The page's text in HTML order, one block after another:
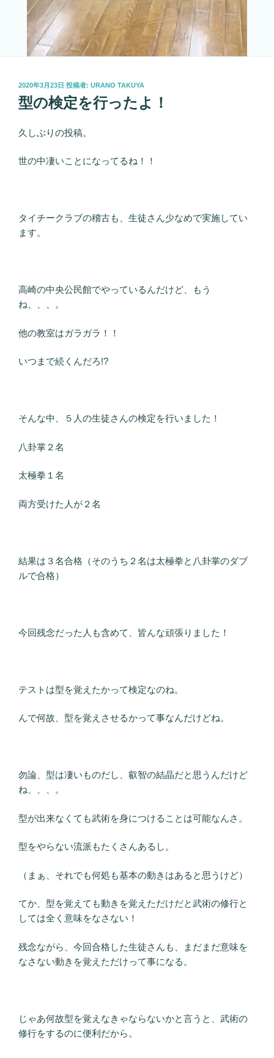
投
稿
日:
2020年3月23日 投稿者: URANO TAKUYA
型の検定を行ったよ！
久しぶりの投稿。
世の中凄いことになってるね！！
タイチークラブの稽古も、生徒さん少なめで実施してい
ます。
高崎の中央公民館でやっているんだけど、もう
ね、、、。
他の教室はガラガラ！！
いつまで続くんだろ!?
そんな中、５人の生徒さんの検定を行いました！
八卦掌２名
太極拳１名
両方受けた人が２名
結果は３名合格（そのうち２名は太極拳と八卦掌のダブ
ルで合格）
今回残念だった人も含めて、皆んな頑張りました！
テストは型を覚えたかって検定なのね。
んで何故、型を覚えさせるかって事なんだけどね。
勿論、型は凄いものだし、叡智の結晶だと思うんだけど
ね、、、。
型が出来なくても武術を身につけることは可能なんさ。
型をやらない流派もたくさんあるし。
（まぁ、それでも何処も基本の動きはあると思うけど）
てか、型を覚えても動きを覚えただけだと武術の修行と
しては全く意味をなさない！
残念ながら、今回合格した生徒さんも、まだまだ意味を
なさない動きを覚えただけって事になる。
じゃあ何故型を覚えなきゃならないかと言うと、武術の
修行をするのに便利だから。